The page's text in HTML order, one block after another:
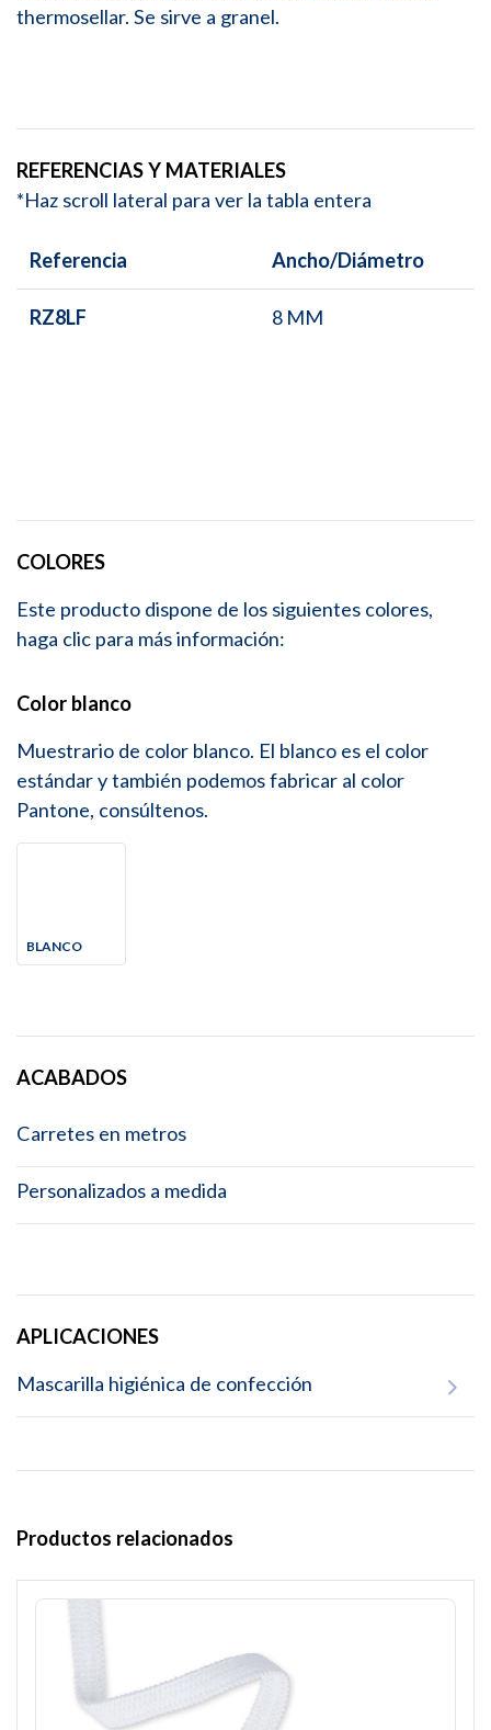
thermosellar. Se sirve a granel.
REFERENCIAS Y MATERIALES
*Haz scroll lateral para ver la tabla entera
Referencia Ancho/Diámetro
RZ8LF 8 MM
COLORES
Este producto dispone de los siguientes colores,
haga clic para más información:
Color blanco
Muestrario de color blanco. El blanco es el color
estándar y también podemos fabricar al color
Pantone, consúltenos.
BLANCO
ACABADOS
Carretes en metros
Personalizados a medida
APLICACIONES
Mascarilla higiénica de confección
Productos relacionados